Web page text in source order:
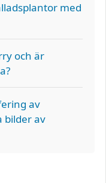
med
och är
av
bilder av